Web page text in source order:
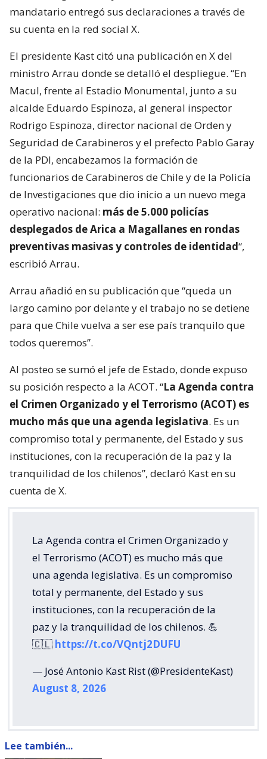
mandatario entregó sus declaraciones a través de
su cuenta en la red social X.
El presidente Kast citó una publicación en X del
ministro Arrau donde se detalló el despliegue. “En
Macul, frente al Estadio Monumental, junto a su
alcalde Eduardo Espinoza, al general inspector
Rodrigo Espinoza, director nacional de Orden y
Seguridad de Carabineros y el prefecto Pablo Garay
de la PDI, encabezamos la formación de
funcionarios de Carabineros de Chile y de la Policía
de Investigaciones que dio inicio a un nuevo mega
operativo nacional: más de 5.000 policías
desplegados de Arica a Magallanes en rondas
preventivas masivas y controles de identidad“,
escribió Arrau.
Arrau añadió en su publicación que “queda un
largo camino por delante y el trabajo no se detiene
para que Chile vuelva a ser ese país tranquilo que
todos queremos”.
Al posteo se sumó el jefe de Estado, donde expuso
su posición respecto a la ACOT. “La Agenda contra
el Crimen Organizado y el Terrorismo (ACOT) es
mucho más que una agenda legislativa. Es un
compromiso total y permanente, del Estado y sus
instituciones, con la recuperación de la paz y la
tranquilidad de los chilenos”, declaró Kast en su
cuenta de X.
La Agenda contra el Crimen Organizado y
el Terrorismo (ACOT) es mucho más que
una agenda legislativa. Es un compromiso
total y permanente, del Estado y sus
instituciones, con la recuperación de la
paz y la tranquilidad de los chilenos. 💪
🇨🇱 https://t.co/VQntj2DUFU
— José Antonio Kast Rist (@PresidenteKast)
August 8, 2026
Lee también...